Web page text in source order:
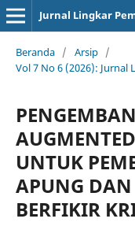
Jurnal Lingkar
Beranda / Arsip /
Vol 7 No 6 (2026):
UNTUK
APUNG
BERFIKIR